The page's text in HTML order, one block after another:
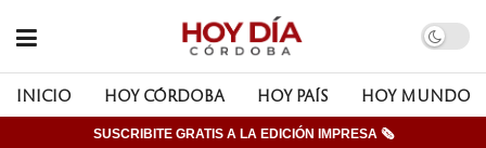
INICIO HOY CÓRDOBA HOY PAÍS HOY MUNDO
SUSCRIBITE GRATIS A LA EDICIÓN IMPRESA 🗞